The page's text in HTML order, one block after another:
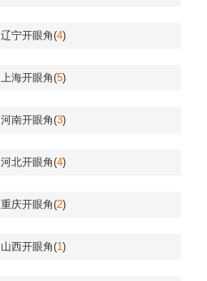
辽宁开眼角(4)
上海开眼角(5)
河南开眼角(3)
河北开眼角(4)
重庆开眼角(2)
山西开眼角(1)